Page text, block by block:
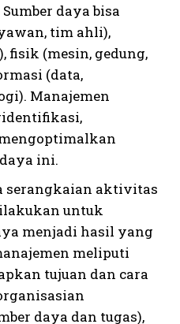
daya bisa
tim ahli),
fisik (mesin, gedung,
(data,
Manajemen
ini.
serangkaian aktivitas
untuk
menjadi hasil yang
meliputi
tujuan dan cara
daya dan tugas),